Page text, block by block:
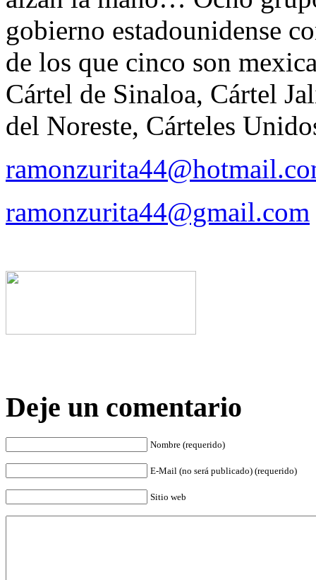
gobierno estadounidense
de los que cinco son
Cártel de Sinaloa, Cártel
del Noreste, Cárteles
ramonzurita44@gmail.com
Deje un comentario
Nombre (requerido)
E-Mail (no será publicado) (requerido)
Sitio web